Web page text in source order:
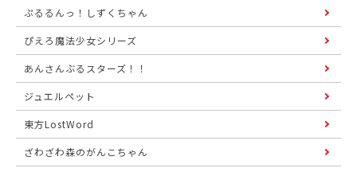
ぷるるんっ！しずくちゃん
ぴえろ魔法少女シリーズ
あんさんぶるスターズ！！
ジュエルペット
東方LostWord
ざわざわ森のがんこちゃん